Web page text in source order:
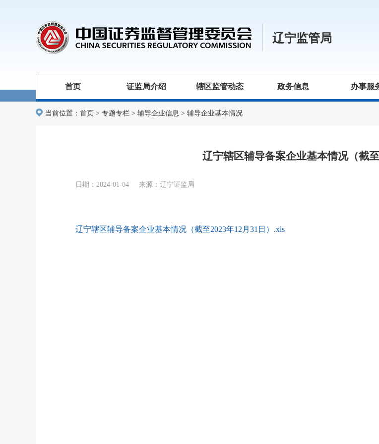
辽宁监管局
首页 证监局介绍 辖区监管动态 政务信息 办事服
当前位置： 首页 > 专题专栏 > 辅导企业信息 > 辅导企业基本情况
辽宁辖区辅导备案企业基本情况（截至
日期：2024-01-04 来源：辽宁证监局
辽宁辖区辅导备案企业基本情况（截至2023年12月31日）.xls